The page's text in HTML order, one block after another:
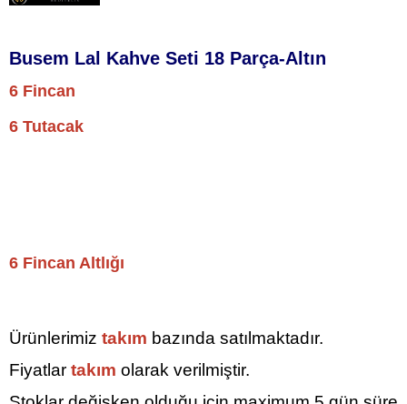
Busem Lal Kahve Seti 18 Parça-Altın
6 Fincan
6 Tutacak
6 Fincan Altlığı
Ürünlerimiz takım bazında satılmaktadır.
Fiyatlar takım olarak verilmiştir.